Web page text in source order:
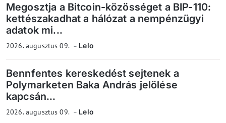
Megosztja a Bitcoin-közösséget a BIP-110:
kettészakadhat a hálózat a nempénzügyi
adatok mi...
2026. augusztus 09. Lelo
Bennfentes kereskedést sejtenek a
Polymarketen Baka András jelölése
kapcsán...
2026. augusztus 09. Lelo